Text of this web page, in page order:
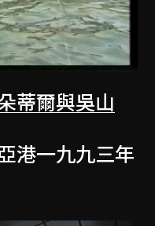
蒂爾與吳山
港一九九三年